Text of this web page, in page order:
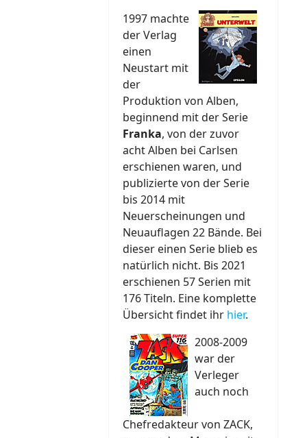
1997 machte
der Verlag
einen
Neustart mit
der
Produktion von Alben,
beginnend mit der Serie
Franka, von der zuvor
acht Alben bei Carlsen
erschienen waren, und
publizierte von der Serie
bis 2014 mit
Neuerscheinungen und
Neuauflagen 22 Bände. Bei
dieser einen Serie blieb es
natürlich nicht. Bis 2021
erschienen 57 Serien mit
176 Titeln. Eine komplette
Übersicht findet ihr hier.
2008-2009
war der
Verleger
auch noch
Chefredakteur von ZACK,